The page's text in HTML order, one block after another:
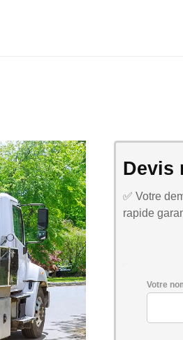
Devis
✅ Votre
rapide
Votre